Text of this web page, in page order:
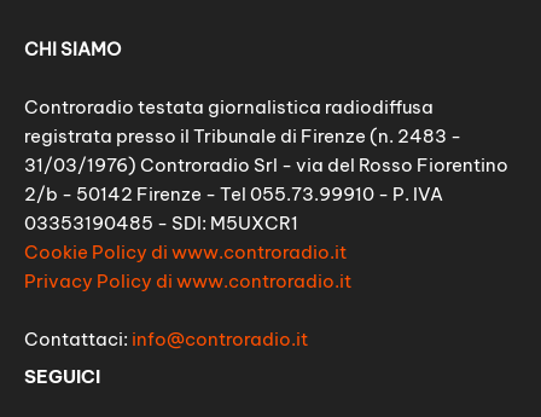
CHI SIAMO
Controradio testata giornalistica radiodiffusa
registrata presso il Tribunale di Firenze (n. 2483 -
31/03/1976) Controradio Srl - via del Rosso Fiorentino
2/b - 50142 Firenze - Tel 055.73.99910 - P. IVA
03353190485 - SDI: M5UXCR1
Cookie Policy di www.controradio.it
Privacy Policy di www.controradio.it
Contattaci: info@controradio.it
SEGUICI